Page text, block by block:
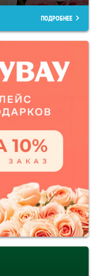
ПОДРОБНЕЕ